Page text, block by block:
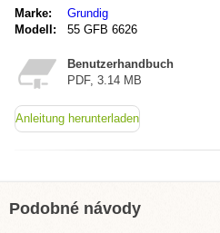
Marke:
Grundig
Modell:
55 GFB 6626
Benutzerhandbuch
PDF, 3.14 MB
Anleitung herunterladen
Podobné návody